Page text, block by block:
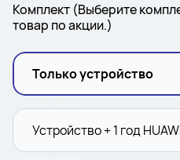
Комплект (Выберите
товар по акции.)
Только устройство
Устройство + 1 год